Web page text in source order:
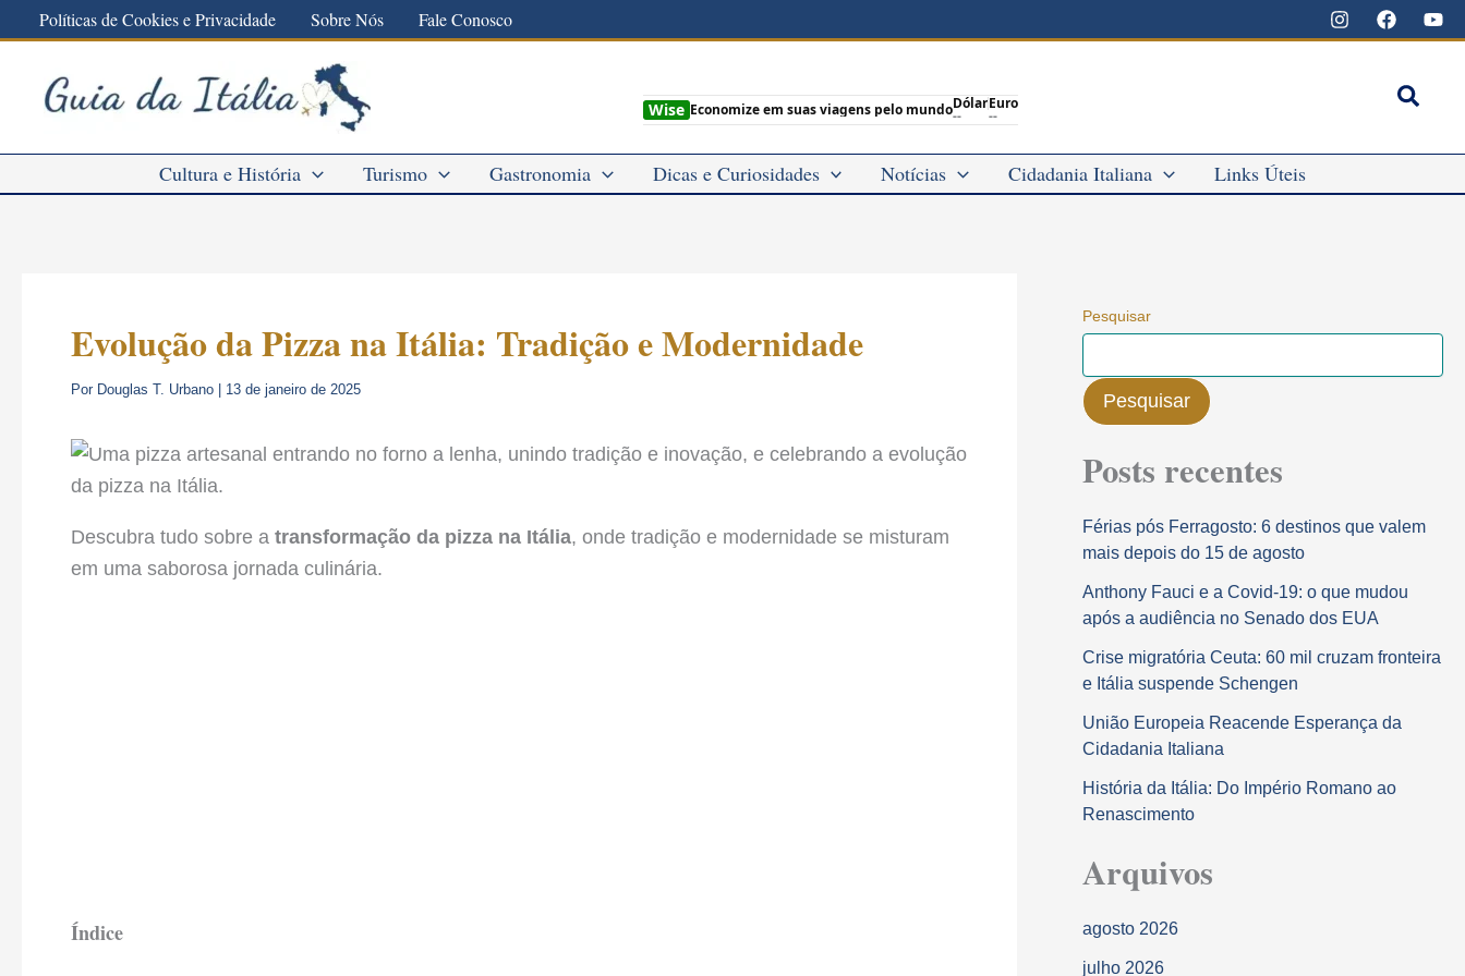
para
conteúdo
Políticas de Cookies e Privacidade Sobre Nós Fale Conosco
Wise Economize em suas viagens pelo mundoDólar
--
Euro
--
Cultura e História Turismo Gastronomia Dicas e Curiosidades Notícias Cidadania Italiana Links Úteis
Evolução da Pizza na Itália: Tradição e Modernidade
Por Douglas T. Urbano 13 de janeiro de 2025
Descubra tudo sobre a transformação da pizza na Itália, onde tradição e modernidade se misturam
em uma saborosa jornada culinária.
Índice
Pesquisar
Pesquisar
Posts recentes
Férias pós Ferragosto: 6 destinos que valem
mais depois do 15 de agosto
Anthony Fauci e a Covid-19: o que mudou
após a audiência no Senado dos EUA
Crise migratória Ceuta: 60 mil cruzam fronteira
e Itália suspende Schengen
União Europeia Reacende Esperança da
Cidadania Italiana
História da Itália: Do Império Romano ao
Renascimento
Arquivos
agosto 2026
julho 2026